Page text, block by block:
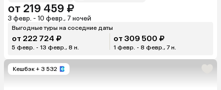
от 219 459 ₽
3 февр. - 10 февр., 7 ночей
Выгодные туры на соседние даты
от 222 724 ₽
5 февр. - 13 февр., 8 н.
от 309 500 ₽
1 февр. - 8 февр., 7 н.
Кешбэк + 3 532